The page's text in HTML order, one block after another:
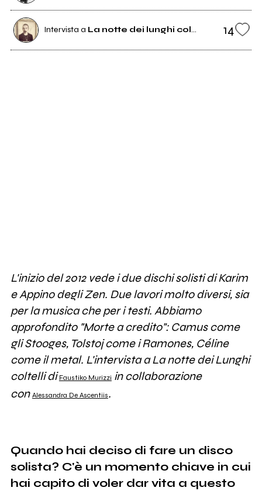
Intervista a La notte dei lunghi coltelli 14
L'inizio del 2012 vede i due dischi solisti di Karim
e Appino degli Zen. Due lavori molto diversi, sia
per la musica che per i testi. Abbiamo
approfondito "Morte a credito": Camus come
gli Stooges, Tolstoj come i Ramones, Céline
come il metal. L'intervista a La notte dei Lunghi
coltelli diFaustiko Murizzi in collaborazione
con Alessandra De Ascentiis.
Quando hai deciso di fare un disco
solista? C'è un momento chiave in cui
hai capito di voler dar vita a questo